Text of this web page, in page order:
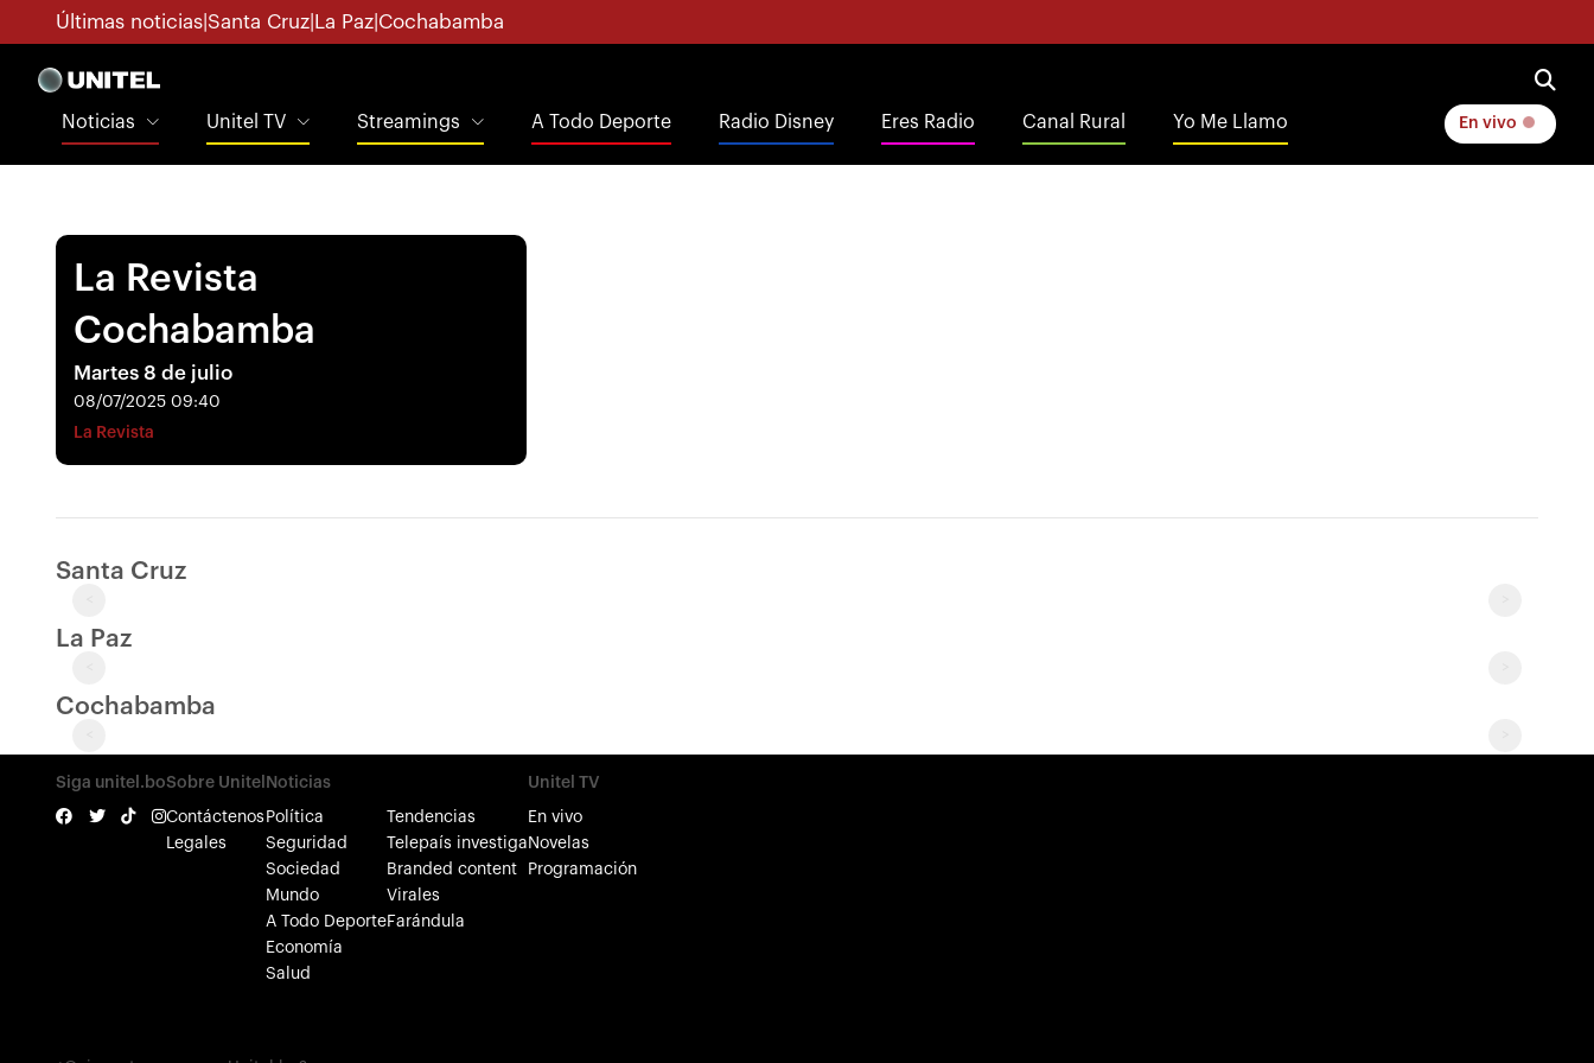
Últimas noticias Santa Cruz La Paz Cochabamba
Noticias Unitel TV Streamings A Todo Deporte Radio Disney Eres Radio Canal Rural Yo Me Llamo En vivo
La Revista
Cochabamba
Martes 8 de julio
08/07/2025 09:40
La Revista
Santa Cruz
La Paz
Cochabamba
Siga unitel.boSobre Unitel
Contáctenos
Legales
Noticias
Política
Seguridad
Sociedad
Mundo
A Todo Deporte
Economía
Salud
Tendencias
Telepaís investiga
Branded content
Virales
Farándula
Unitel TV
En vivo
Novelas
Programación